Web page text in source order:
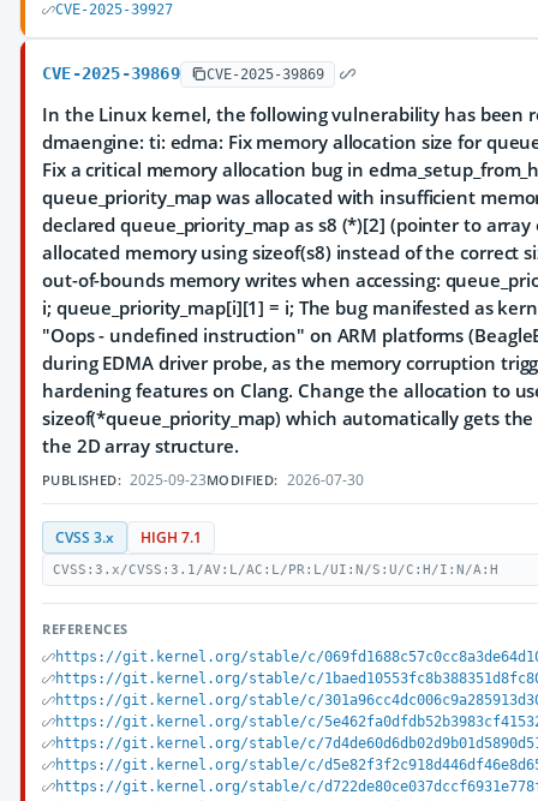
CVE-2025-39927
CVE-2025-39869 CVE-2025-39869
In the Linux kernel, the following vulnerability has been
dmaengine: ti: edma: Fix memory allocation size for
Fix a critical memory allocation bug in
queue_priority_map was allocated with insufficient
declared queue_priority_map as s8 (*)[2] (pointer to array
allocated memory using sizeof(s8) instead of the correct
out-of-bounds memory writes when accessing:
i; queue_priority_map[i][1] = i; The bug manifested as
"Oops - undefined instruction" on ARM platforms
during EDMA driver probe, as the memory corruption
hardening features on Clang. Change the allocation to
sizeof(*queue_priority_map) which automatically gets the
the 2D array structure.
PUBLISHED: 2025-09-23MODIFIED: 2026-07-30
CVSS 3.x HIGH 7.1
CVSS:3.x/CVSS:3.1/AV:L/AC:L/PR:L/UI:N/S:U/C:H/I:N/A:H
REFERENCES
https://git.kernel.org/stable/c/
https://git.kernel.org/stable/c/
https://git.kernel.org/stable/c/
https://git.kernel.org/stable/c/
https://git.kernel.org/stable/c/
https://git.kernel.org/stable/c/
https://git.kernel.org/stable/c/